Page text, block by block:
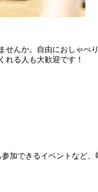
せんか。自由におしゃ
れる人も大歓迎です！
加できるイベントなど、